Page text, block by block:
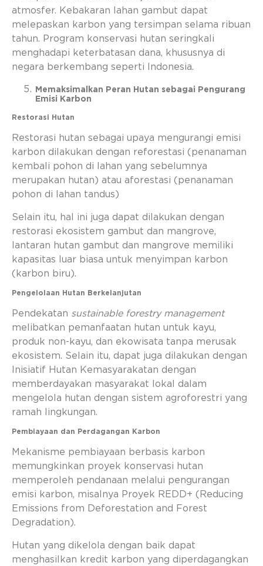
atmosfer. Kebakaran lahan gambut dapat
melepaskan karbon yang tersimpan selama ribuan
tahun. Program konservasi hutan seringkali
menghadapi keterbatasan dana, khususnya di
negara berkembang seperti Indonesia.
Memaksimalkan Peran Hutan sebagai Pengurang
Emisi Karbon
Restorasi Hutan
Restorasi hutan sebagai upaya mengurangi emisi
karbon dilakukan dengan reforestasi (penanaman
kembali pohon di lahan yang sebelumnya
merupakan hutan) atau aforestasi (penanaman
pohon di lahan tandus)
Selain itu, hal ini juga dapat dilakukan dengan
restorasi ekosistem gambut dan mangrove,
lantaran hutan gambut dan mangrove memiliki
kapasitas luar biasa untuk menyimpan karbon
(karbon biru).
Pengelolaan Hutan Berkelanjutan
Pendekatan sustainable forestry management
melibatkan pemanfaatan hutan untuk kayu,
produk non-kayu, dan ekowisata tanpa merusak
ekosistem. Selain itu, dapat juga dilakukan dengan
Inisiatif Hutan Kemasyarakatan dengan
memberdayakan masyarakat lokal dalam
mengelola hutan dengan sistem agroforestri yang
ramah lingkungan.
Pembiayaan dan Perdagangan Karbon
Mekanisme pembiayaan berbasis karbon
memungkinkan proyek konservasi hutan
memperoleh pendanaan melalui pengurangan
emisi karbon, misalnya Proyek REDD+ (Reducing
Emissions from Deforestation and Forest
Degradation).
Hutan yang dikelola dengan baik dapat
menghasilkan kredit karbon yang diperdagangkan